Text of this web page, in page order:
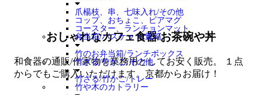
爪楊枝、串、七味入れ/その他
コップ、おちょこ、ビアマグ
コースター、ランチョンマット
弁当箱/バスケット/重箱
竹のお弁当箱/ランチボックス
竹ざる/竹かご/その他
竹ざる/竹かご/トレー
竹や木のカトラリー
おしゃれなカフェ食器/お茶碗や丼
和食器の通販/作家物を業務用としてお安く販売。 １点
からでもご購入いただけます。京都からお届け！